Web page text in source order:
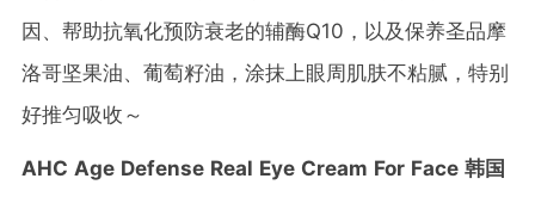
因、帮助抗氧化预防衰老的辅酶Q10，以及保养圣品摩
洛哥坚果油、葡萄籽油，涂抹上眼周肌肤不粘腻，特别
好推匀吸收～
AHC Age Defense Real Eye Cream For Face 韩国